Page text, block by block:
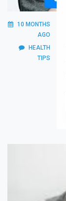
10 MONTHS
AGO
HEALTH
TIPS